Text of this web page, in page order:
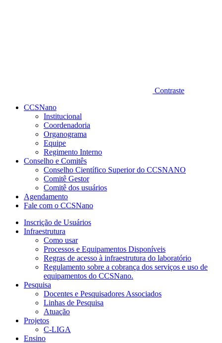
Contraste
CCSNano
Institucional
Coordenadoria
Organograma
Equipe
Regimento Interno
Conselho e Comitês
Conselho Científico Superior do CCSNANO
Comitê Gestor
Comitê dos usuários
Agendamento
Fale com o CCSNano
Inscrição de Usuários
Infraestrutura
Como usar
Processos e Equipamentos Disponíveis
Regras de acesso à infraestrutura do laboratório
Regulamento sobre a cobrança dos serviços e uso de
equipamentos do CCSNano.
Pesquisa
Docentes e Pesquisadores Associados
Linhas de Pesquisa
Atuação
Projetos
C-LIGA
Ensino